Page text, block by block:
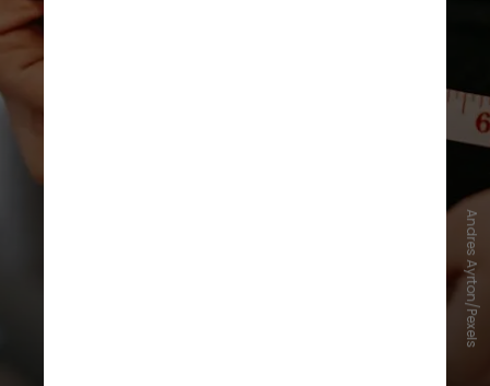
Andres Ayrton/Pexels